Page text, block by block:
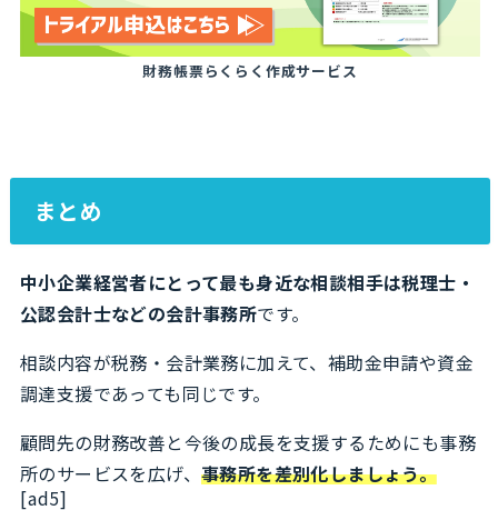
財務帳票らくらく作成サービス
まとめ
中小企業経営者にとって最も身近な相談相手は税理士・
公認会計士などの会計事務所です。
相談内容が税務・会計業務に加えて、補助金申請や資金
調達支援であっても同じです。
顧問先の財務改善と今後の成長を支援するためにも事務
所のサービスを広げ、 事務所を差別化しましょう。
[ad5]